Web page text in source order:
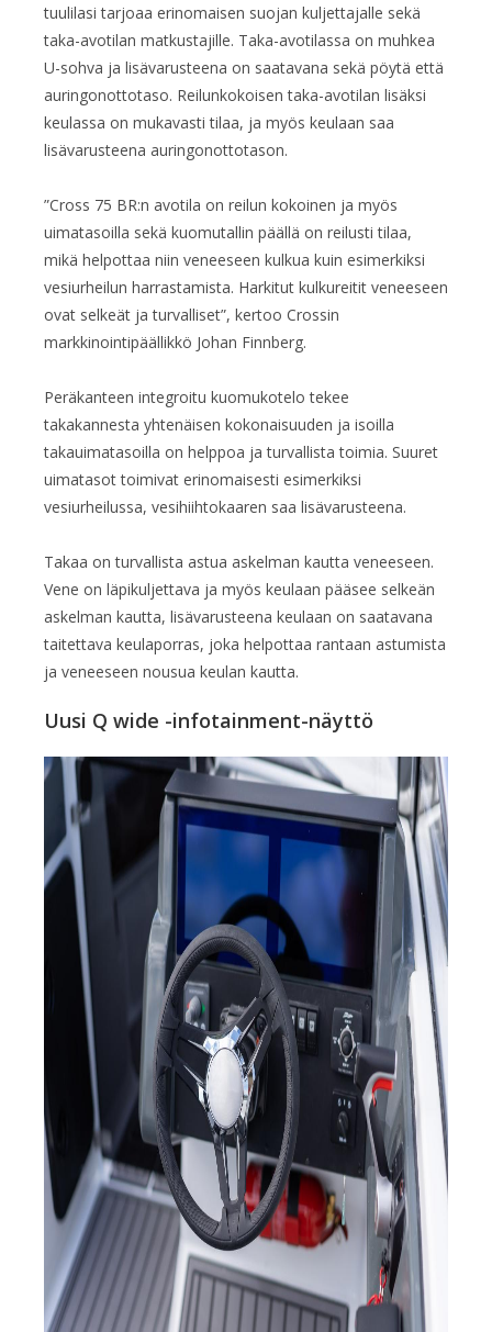
tuulilasi tarjoaa erinomaisen suojan kuljettajalle sekä
taka-avotilan matkustajille. Taka-avotilassa on muhkea
U-sohva ja lisävarusteena on saatavana sekä pöytä että
auringonottotaso. Reilunkokoisen taka-avotilan lisäksi
keulassa on mukavasti tilaa, ja myös keulaan saa
lisävarusteena auringonottotason.
”Cross 75 BR:n avotila on reilun kokoinen ja myös
uimatasoilla sekä kuomutallin päällä on reilusti tilaa,
mikä helpottaa niin veneeseen kulkua kuin esimerkiksi
vesiurheilun harrastamista. Harkitut kulkureitit veneeseen
ovat selkeät ja turvalliset”, kertoo Crossin
markkinointipäällikkö Johan Finnberg.
Peräkanteen integroitu kuomukotelo tekee
takakannesta yhtenäisen kokonaisuuden ja isoilla
takauimatasoilla on helppoa ja turvallista toimia. Suuret
uimatasot toimivat erinomaisesti esimerkiksi
vesiurheilussa, vesihiihtokaaren saa lisävarusteena.
Takaa on turvallista astua askelman kautta veneeseen.
Vene on läpikuljettava ja myös keulaan pääsee selkeän
askelman kautta, lisävarusteena keulaan on saatavana
taitettava keulaporras, joka helpottaa rantaan astumista
ja veneeseen nousua keulan kautta.
Uusi Q wide -infotainment-näyttö